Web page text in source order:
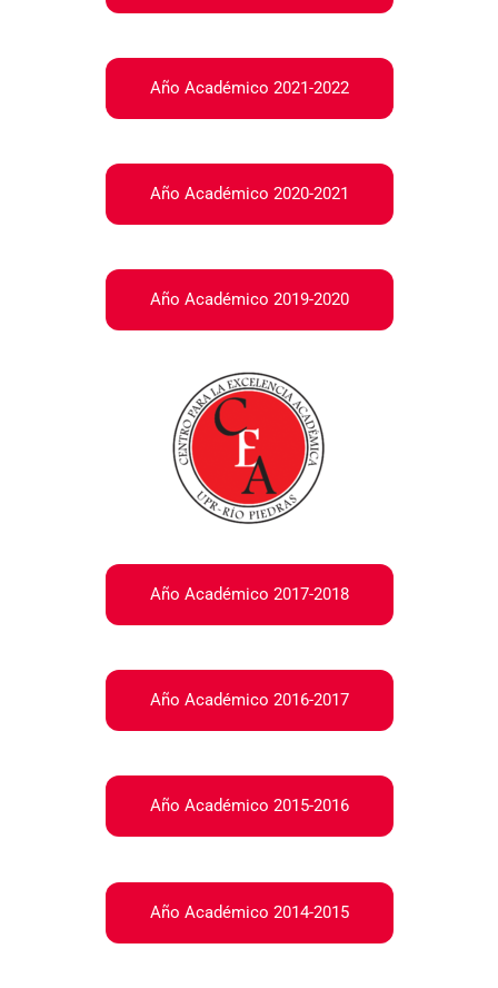
Año Académico 2021-2022
Año Académico 2020-2021
Año Académico 2019-2020
Año Académico 2017-2018
Año Académico 2016-2017
Año Académico 2015-2016
Año Académico 2014-2015